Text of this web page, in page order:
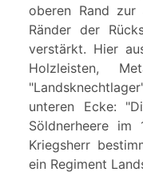
oberen Rand zur
Ränder der
verstärkt. Hier
Holzleisten,
unteren Ecke:
Söldnerheere im
Kriegsherr
ein Regiment